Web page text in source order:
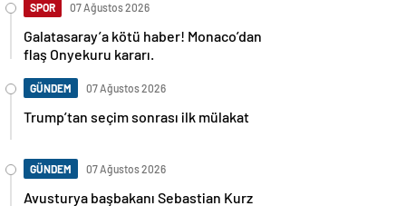
SPOR 07 Ağustos 2026
Galatasaray’a kötü haber! Monaco’dan
flaş Onyekuru kararı.
GÜNDEM 07 Ağustos 2026
Trump’tan seçim sonrası ilk mülakat
GÜNDEM 07 Ağustos 2026
Avusturya başbakanı Sebastian Kurz